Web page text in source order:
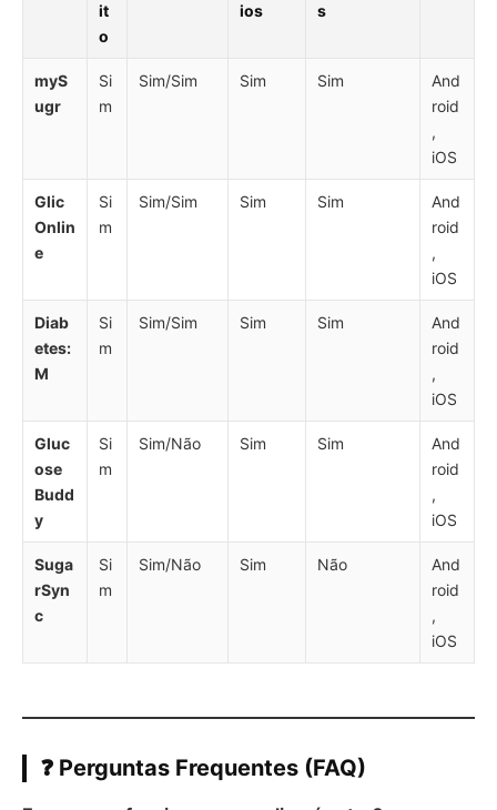
it
o
ios
s
myS
ugr
Si
m
Sim/Sim Sim Sim
And
roid
,
iOS
Glic
Onlin
e
Si
m
Sim/Sim Sim Sim
And
roid
,
iOS
Diab
etes:
M
Si
m
Sim/Sim Sim Sim
And
roid
,
iOS
Gluc
ose
Budd
y
Si
m
Sim/Não Sim Sim
And
roid
,
iOS
Suga
rSyn
c
Si
m
Sim/Não Sim Não
And
roid
,
iOS
❓ Perguntas Frequentes (FAQ)